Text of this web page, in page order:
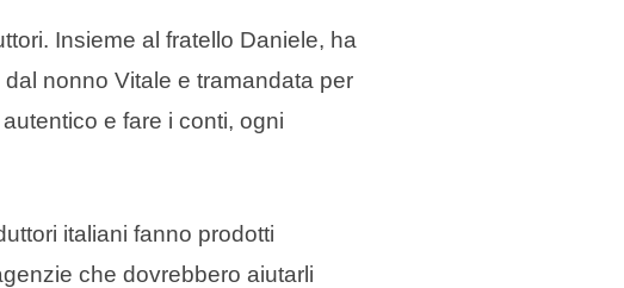
Insieme al fratello Daniele, ha
nonno Vitale e tramandata per
e fare i conti, ogni
italiani fanno prodotti
che dovrebbero aiutarli